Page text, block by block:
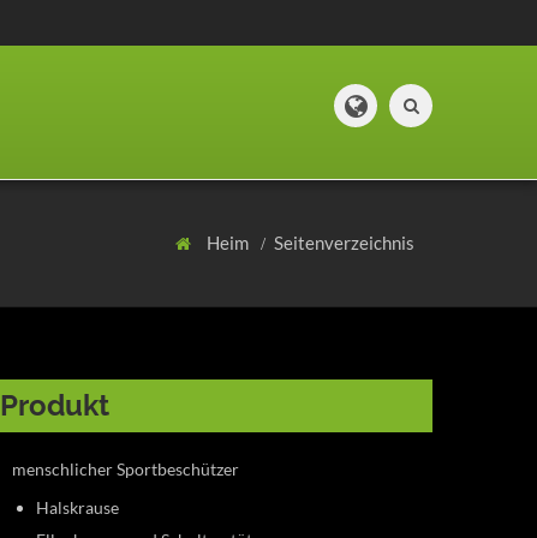
Heim Seitenverzeichnis
Produkt
menschlicher Sportbeschützer
Halskrause